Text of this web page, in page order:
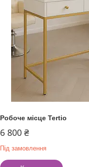
Робоче місце Tertio
6 800 ₴
Під замовлення